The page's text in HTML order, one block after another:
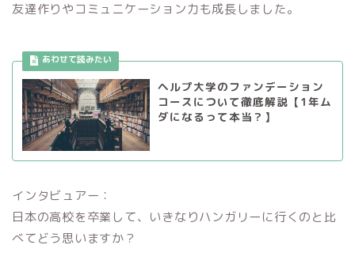
友達作りやコミュニケーション力も成長しました。
ヘルプ大学のファンデーション
コースについて徹底解説【1年ム
ダになるって本当？】
インタビュアー：
日本の高校を卒業して、いきなりハンガリーに行くのと比
べてどう思いますか？